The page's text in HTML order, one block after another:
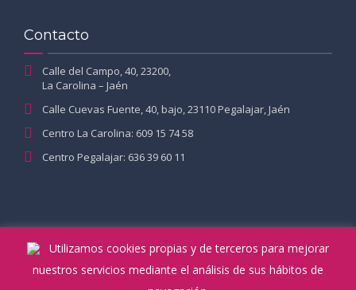
Contacto
Calle del Campo, 40, 23200,
La Carolina – Jaén
Calle Cuevas Fuente, 40, bajo, 23110 Pegalajar, Jaén
Centro La Carolina: 609 15 74 58
Centro Pegalajar: 636 39 60 11
Utilizamos cookies propias y de terceros para mejorar
nuestros servicios mediante el análisis de sus hábitos de